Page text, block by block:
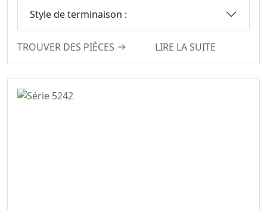
Style de terminaison :
TROUVER DES PIÈCES LIRE LA SUITE